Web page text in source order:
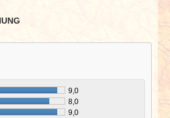
9,0
8,0
9,0